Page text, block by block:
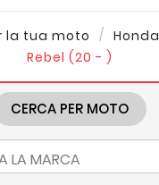
la tua moto Honda
Rebel (20 - )
CERCA PER MOTO